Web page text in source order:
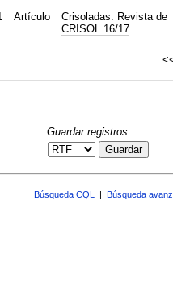
Artículo
Crisoladas: Revista de
CRISOL 16/17
Guardar registros:
Guardar
Búsqueda CQL Búsqueda